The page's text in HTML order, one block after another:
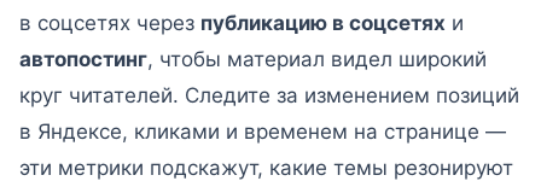
в соцсетях через публикацию в соцсетях и
автопостинг, чтобы материал видел широкий
круг читателей. Следите за изменением позиций
в Яндексе, кликами и временем на странице —
эти метрики подскажут, какие темы резонируют